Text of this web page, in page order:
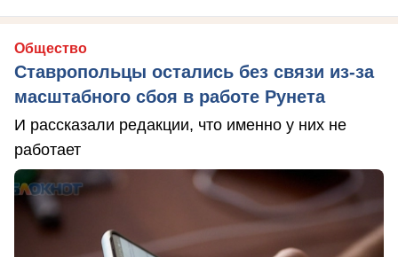
Общество
Ставропольцы остались без связи из-за
масштабного сбоя в работе Рунета
И рассказали редакции, что именно у них не
работает